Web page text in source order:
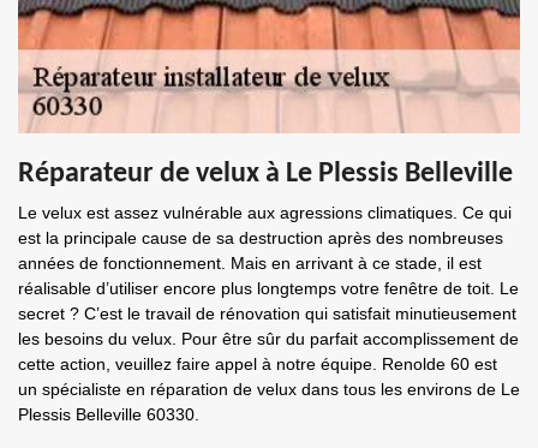
Réparateur de velux à Le Plessis Belleville
Le velux est assez vulnérable aux agressions climatiques. Ce qui
est la principale cause de sa destruction après des nombreuses
années de fonctionnement. Mais en arrivant à ce stade, il est
réalisable d’utiliser encore plus longtemps votre fenêtre de toit. Le
secret ? C’est le travail de rénovation qui satisfait minutieusement
les besoins du velux. Pour être sûr du parfait accomplissement de
cette action, veuillez faire appel à notre équipe. Renolde 60 est
un spécialiste en réparation de velux dans tous les environs de Le
Plessis Belleville 60330.